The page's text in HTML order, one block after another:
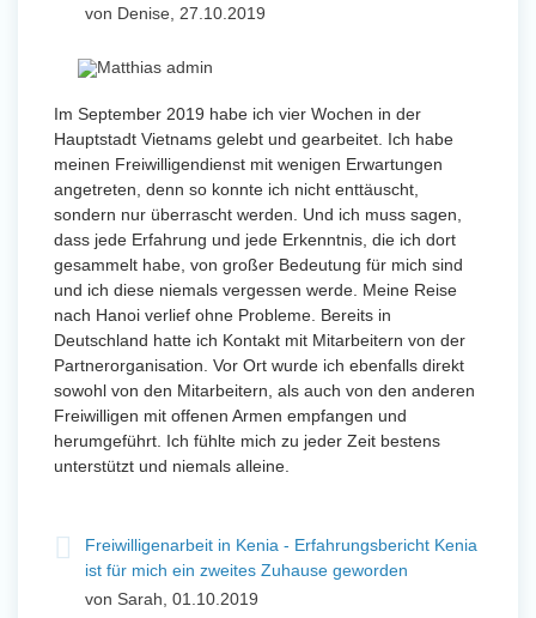
von Denise, 27.10.2019
Im September 2019 habe ich vier Wochen in der
Hauptstadt Vietnams gelebt und gearbeitet. Ich habe
meinen Freiwilligendienst mit wenigen Erwartungen
angetreten, denn so konnte ich nicht enttäuscht,
sondern nur überrascht werden. Und ich muss sagen,
dass jede Erfahrung und jede Erkenntnis, die ich dort
gesammelt habe, von großer Bedeutung für mich sind
und ich diese niemals vergessen werde. Meine Reise
nach Hanoi verlief ohne Probleme. Bereits in
Deutschland hatte ich Kontakt mit Mitarbeitern von der
Partnerorganisation. Vor Ort wurde ich ebenfalls direkt
sowohl von den Mitarbeitern, als auch von den anderen
Freiwilligen mit offenen Armen empfangen und
herumgeführt. Ich fühlte mich zu jeder Zeit bestens
unterstützt und niemals alleine.
Freiwilligenarbeit in Kenia - Erfahrungsbericht Kenia
ist für mich ein zweites Zuhause geworden
von Sarah, 01.10.2019